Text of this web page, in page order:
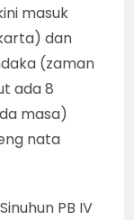
masuk
dan
(zaman
ada 8
masa)
nata
PB IV